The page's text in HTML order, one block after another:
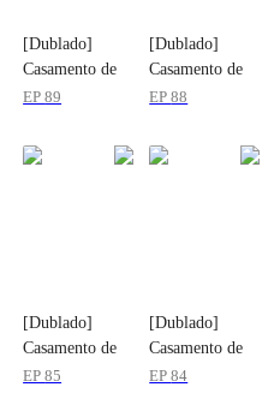
[Dublado]
Casamento de
Repente, Filhos
EP89
[Dublado]
Casamento de
Repente, Filhos
EP88
[Dublado]
Casamento de
Repente, Filhos
EP85
[Dublado]
Casamento de
Repente, Filhos
EP84